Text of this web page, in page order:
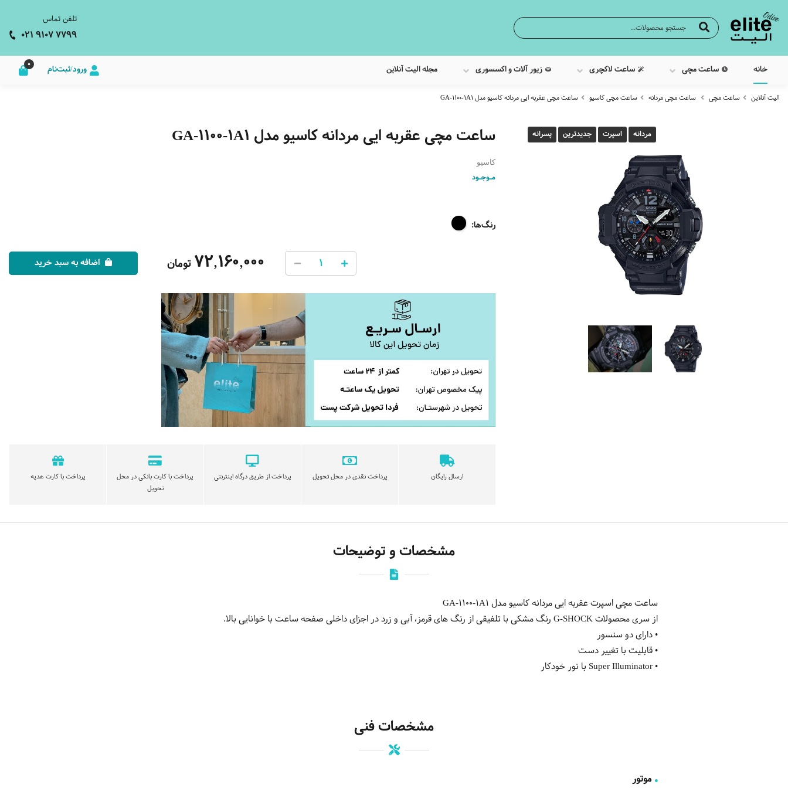
تلفن تماس
021 9107 7799
خانه ساعت مچی ساعت لاکچری زیور آلات و اکسسوری مجله الیت آنلاین ورود/ثبت‌نام 0
الیت آنلاین ساعت مچی ساعت مچی مردانه ساعت مچی کاسیو ساعت مچی عقربه ایی مردانه کاسیو مدل GA-1100-1A1
مردانه اسپرت جدیدترین پسرانه ساعت مچی عقربه ایی مردانه کاسیو مدل GA-1100-1A1
کاسیو
مـوجـود
رنگ‌ها:
72,160,000تومان اضافه به سبد خرید
ارسال رایگان پرداخت نقدی در محل تحویل پرداخت از طریق درگاه اینترنتی
پرداخت با کارت بانکی در محل
تحویل
پرداخت با کارت هدیه
مشخصات و توضیحات
ساعت مچی اسپرت عقربه ایی مردانه کاسیو مدل GA-1100-1A1
از سری محصولات G-SHOCK رنگ مشکی با تلفیقی از رنگ های قرمز، آبی و زرد در اجزای داخلی صفحه ساعت با خوانایی بالا.
• دارای دو سنسور
• قابلیت با تغییر دست
• Super Illuminator با نور خودکار
مشخصات فنی
موتور